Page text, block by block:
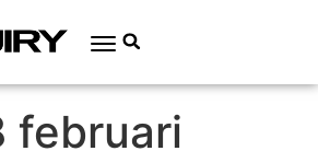
februari